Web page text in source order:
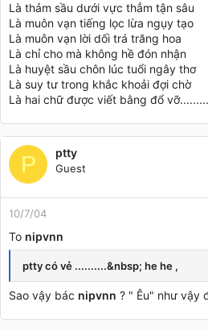
Là thảm sầu dưới vực thẳm tận sâu
Là muôn vạn tiếng lọc lừa ngụy tạo
Là muôn vạn lời dối trá trăng hoa
Là chỉ cho mà không hề đón nhận
Là huyệt sầu chôn lúc tuổi ngây thơ
Là suy tư trong khắc khoải đợi chờ
Là hai chữ được viết bằng đổ
P ptty
Guest
10/7/04
To nipvnn
ptty có vẻ ..........&nbsp; he he ,
Sao vậy bác nipvnn ? " Êu" như vậy